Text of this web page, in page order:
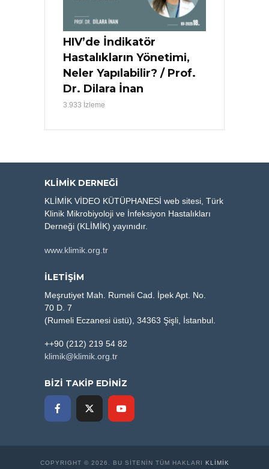
HIV’de İndikatör
Hastalıkların Yönetimi,
Neler Yapılabilir? / Prof.
Dr. Dilara İnan
3.933 İzleme
KLIMIK DERNEĞI
KLİMİK VİDEO KÜTÜPHANESİ web sitesi, Türk
Klinik Mikrobiyoloji ve İnfeksiyon Hastalıkları
Derneği (KLİMİK) yayınıdır.
www.klimik.org.tr
İLETİŞİM
Meşrutiyet Mah. Rumeli Cad. İpek Apt. No.
70 D. 7
(Rumeli Eczanesi üstü), 34363 Şişli, İstanbul.
++90 (212) 219 54 82
klimik@klimik.org.tr
BİZİ TAKİP EDİNİZ
COPYRIGHT © 2026. BU SITENIN TÜM HAKLARI KLİMİK